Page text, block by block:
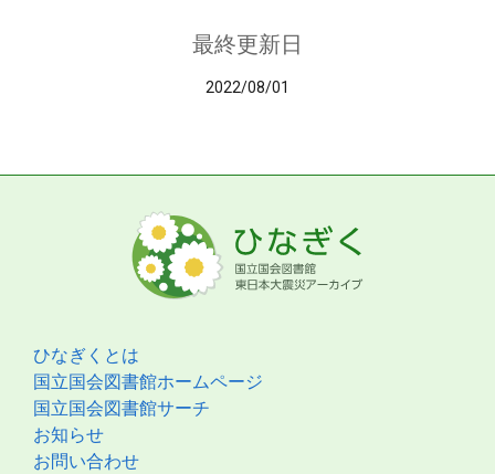
最終更新日
2022/08/01
ひなぎくとは
国立国会図書館ホームページ
国立国会図書館サーチ
お知らせ
お問い合わせ